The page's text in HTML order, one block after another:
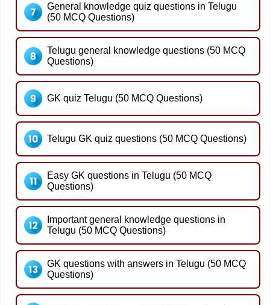
General knowledge quiz questions in Telugu
(50 MCQ Questions)
Telugu general knowledge questions (50 MCQ
Questions)
GK quiz Telugu (50 MCQ Questions)
Telugu GK quiz questions (50 MCQ Questions)
Easy GK questions in Telugu (50 MCQ
Questions)
Important general knowledge questions in
Telugu (50 MCQ Questions)
GK questions with answers in Telugu (50 MCQ
Questions)